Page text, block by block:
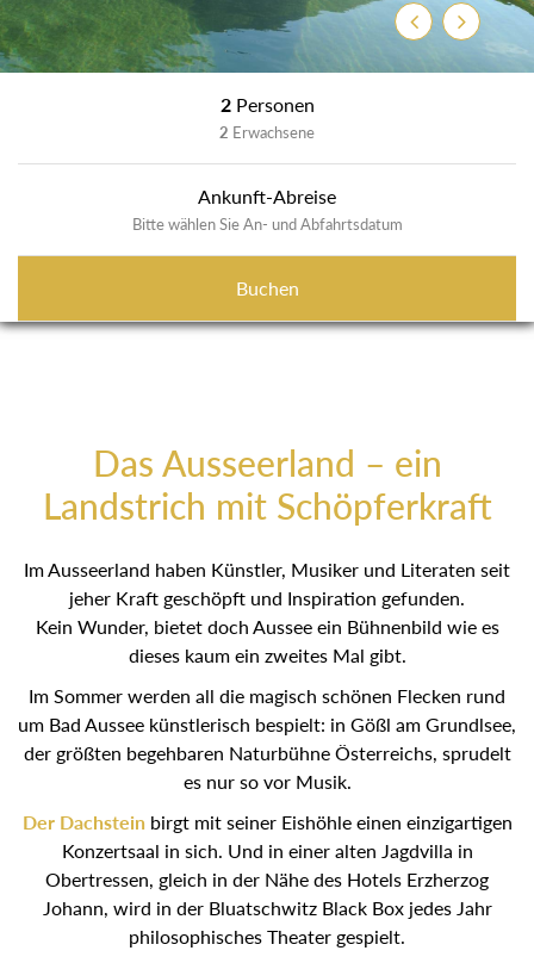
ZurückWeiter
2 Personen
2 Erwachsene
Ankunft-Abreise
Bitte wählen Sie An- und Abfahrtsdatum
Buchen
Das Ausseerland – ein
Landstrich mit Schöpferkraft
Im Ausseerland haben Künstler, Musiker und Literaten seit
jeher Kraft geschöpft und Inspiration gefunden.
Kein Wunder, bietet doch Aussee ein Bühnenbild wie es
dieses kaum ein zweites Mal gibt.
Im Sommer werden all die magisch schönen Flecken rund
um Bad Aussee künstlerisch bespielt: in Gößl am Grundlsee,
der größten begehbaren Naturbühne Österreichs, sprudelt
es nur so vor Musik.
Der Dachstein birgt mit seiner Eishöhle einen einzigartigen
Konzertsaal in sich. Und in einer alten Jagdvilla in
Obertressen, gleich in der Nähe des Hotels Erzherzog
Johann, wird in der Bluatschwitz Black Box jedes Jahr
philosophisches Theater gespielt.